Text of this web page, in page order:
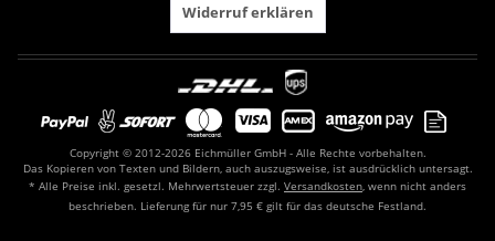
Widerruf erklären
Copyright © 2012-2026 Eichmüller GmbH - Alle Rechte vorbehalten.
Das Kopieren von Texten und Bildern, auch auszugsweise, ist ausdrücklich untersagt.
* Alle Preise inkl. gesetzl. Mehrwertsteuer zzgl. Versandkosten, wenn nicht anders
beschrieben. Lieferung für nur 7,95 € gilt für das deutsche Festland.